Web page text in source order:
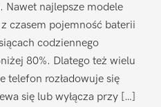
Nawet najlepsze modele
czasem pojemność baterii
codziennego
80%. Dlatego też wielu
telefon rozładowuje się
się lub wyłącza przy […]